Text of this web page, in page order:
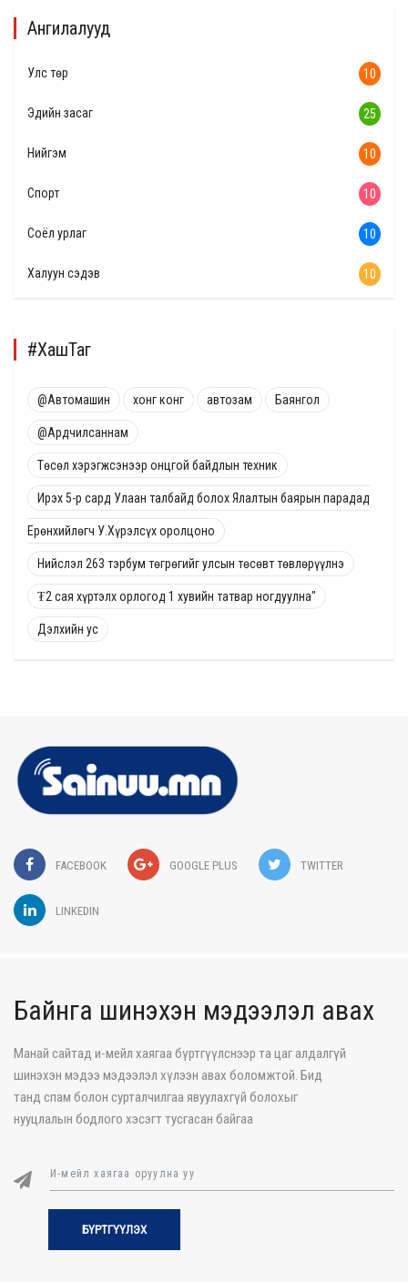
Ангилалууд
Улс төр 10
Эдийн засаг 25
Нийгэм 10
Спорт 10
Соёл урлаг 10
Халуун сэдэв 10
#ХашТаг
@Автомашин хонг конг автозам Баянгол
@Ардчилсаннам
Төсөл хэрэгжсэнээр онцгой байдлын техник
Ирэх 5-р сард Улаан талбайд болох Ялалтын баярын парадад
Ерөнхийлөгч У.Хүрэлсүх оролцоно
Нийслэл 263 тэрбум төгрөгийг улсын төсөвт төвлөрүүлнэ
₮2 сая хүртэлх орлогод 1 хувийн татвар ногдуулна"
Дэлхийн ус
FACEBOOK GOOGLE PLUS TWITTER
LINKEDIN
Байнга шинэхэн мэдээлэл авах
Манай сайтад и-мейл хаягаа бүртгүүлснээр та цаг алдалгүй
шинэхэн мэдээ мэдээлэл хүлээн авах боломжтой. Бид
танд спам болон сурталчилгаа явуулахгүй болохыг
нууцлалын бодлого хэсэгт тусгасан байгаа
БҮРТГҮҮЛЭХ